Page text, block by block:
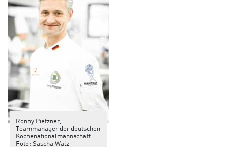
Ronny Pietzner,
Teammanager der deutschen
Köchenationalmannschaft
Foto: Sascha Walz